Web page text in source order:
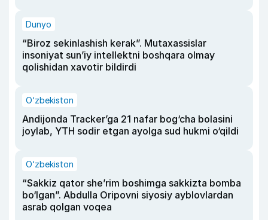
Dunyo
“Biroz sekinlashish kerak”. Mutaxassislar
insoniyat sun’iy intellektni boshqara olmay
qolishidan xavotir bildirdi
O‘zbekiston
Andijonda Tracker’ga 21 nafar bog‘cha bolasini
joylab, YTH sodir etgan ayolga sud hukmi o‘qildi
O‘zbekiston
“Sakkiz qator she’rim boshimga sakkizta bomba
bo‘lgan”. Abdulla Oripovni siyosiy ayblovlardan
asrab qolgan voqea